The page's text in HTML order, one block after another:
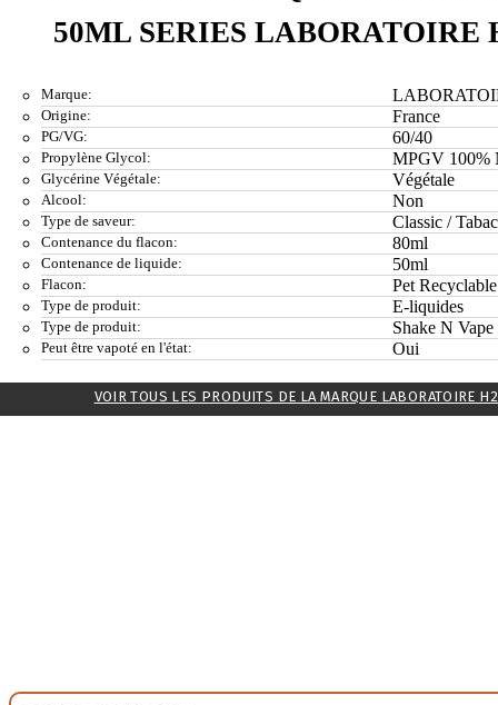
50ML SERIES LABORATOIRE
Marque:
Origine: France
PG/VG: 60/40
Propylène Glycol: MPGV 100%
Glycérine Végétale: Végétale
Alcool: Non
Type de saveur: Classic / Tabac
Contenance du flacon: 80ml
Contenance de liquide: 50ml
Flacon: Pet Recyclable
Type de produit: E-liquides
Type de produit: Shake N Vape
Peut être vapoté en l'état: Oui
VOIR TOUS LES PRODUITS DE LA MARQUE LABORATOIRE